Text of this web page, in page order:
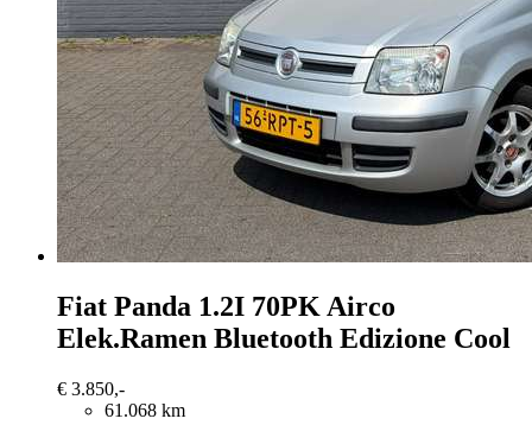
Fiat Panda 1.2I 70PK Airco
Elek.Ramen Bluetooth Edizione Cool
€ 3.850,-
61.068 km